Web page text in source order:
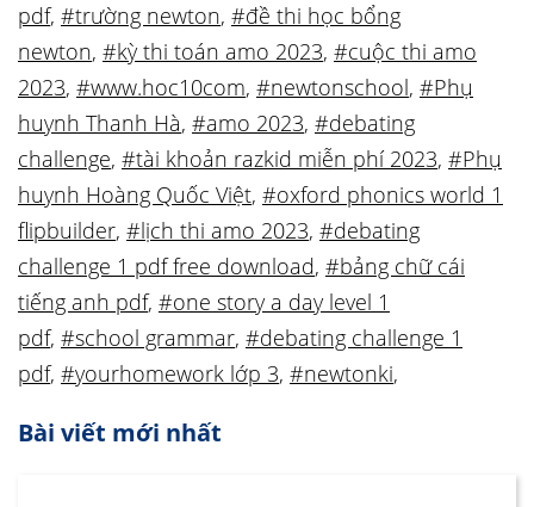
pdf, #trường newton, #đề thi học bổng
newton, #kỳ thi toán amo 2023, #cuộc thi amo
2023, #www.hoc10com, #newtonschool, #Phụ
huynh Thanh Hà, #amo 2023, #debating
challenge, #tài khoản razkid miễn phí 2023, #Phụ
huynh Hoàng Quốc Việt, #oxford phonics world 1
flipbuilder, #lịch thi amo 2023, #debating
challenge 1 pdf free download, #bảng chữ cái
tiếng anh pdf, #one story a day level 1
pdf, #school grammar, #debating challenge 1
pdf, #yourhomework lớp 3, #newtonki,
Bài viết mới nhất